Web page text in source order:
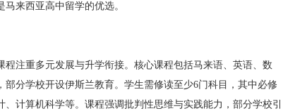
来西亚高中留学的优选。
注重多元发展与升学衔接。核心课程包括马来语、英语、数
分学校开设伊斯兰教育。学生需修读至少6门科目，其中必修
计算机科学等。课程强调批判性思维与实践能力，部分学校引